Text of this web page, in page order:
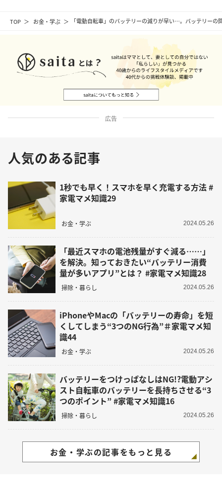
TOP お金・学ぶ 「電動自転車」のバッテリーの減りが早い…。バッテリー
広告
人気のある記事
1秒でも早く！スマホを早く充電する方法 #
家電マメ知識29
お金・学ぶ 2024.05.26
「最近スマホの電池残量がすぐ減る……」
を解決。知っておきたい“バッテリー消費
量が多いアプリ”とは？ #家電マメ知識28
掃除・暮らし 2024.05.26
iPhoneやMacの「バッテリーの寿命」を短
くしてしまう“3つのNG行為”＃家電マメ知
識44
お金・学ぶ 2024.05.26
バッテリーをつけっぱなしはNG!?電動アシ
スト自転車のバッテリーを長持ちさせる“3
つのポイント” #家電マメ知識16
掃除・暮らし 2024.05.26
お金・学ぶの記事をもっと見る